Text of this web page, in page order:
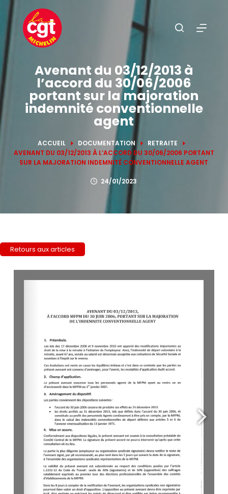
P
a
s
Avenant du 03/12/2013 à
l’accord du 30/06/2006
portant sur la majoration
indemnité conventionnelle
agent
ACCUEIL DOCUMENTATION
RETRAITE
AVENANT DU 03/12/2013 À L’ACCORD DU 30/06/2006 PORTANT
SUR LA MAJORATION INDEMNITÉ CONVENTIONNELLE AGENT
24/01/2023
Retours aux articles